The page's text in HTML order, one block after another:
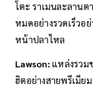
โตะ ราเมนละลานต
หมดอย่างรวดเร็วอ
หน้าปลาไหล
Lawson: แหล่งรว
ฮิตอย่างสายพรีเมีย